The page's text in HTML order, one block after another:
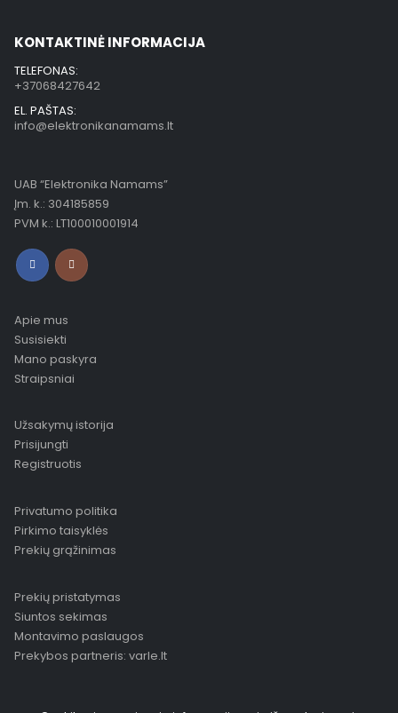
KONTAKTINĖ INFORMACIJA
TELEFONAS:
+37068427642
EL. PAŠTAS:
info@elektronikanamams.lt
UAB “Elektronika Namams”
Įm. k.: 304185859
PVM k.: LT100010001914
Apie mus
Susisiekti
Mano paskyra
Straipsniai
Užsakymų istorija
Prisijungti
Registruotis
Privatumo politika
Pirkimo taisyklės
Prekių grąžinimas
Prekių pristatymas
Siuntos sekimas
Montavimo paslaugos
Prekybos partneris: varle.lt